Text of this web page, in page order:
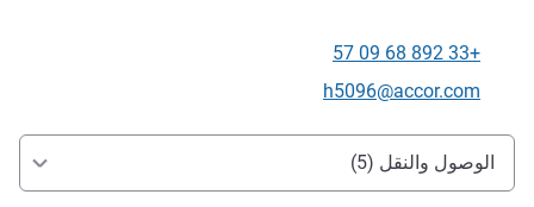
الهاتف
+33 892 68 09 57
تواصل معنا عبر البريد الإلكتروني
h5096@accor.com
الوصول والتنقل
الوصول والنقل (5)